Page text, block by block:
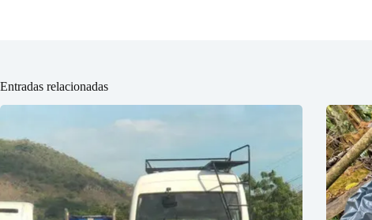
Entradas relacionadas